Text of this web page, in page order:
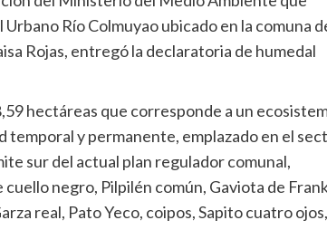
Río Colmuyao ubicado en la comuna
Rojas, entregó la declaratoria de humedal
hectáreas que corresponde a un
y permanente, emplazado en el
sur del actual plan regulador comunal,
negro, Pilpilén común, Gaviota de
real, Pato Yeco, coipos, Sapito cuatro ojos,